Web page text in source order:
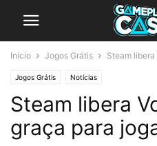
Início Jogos Grátis Steam
Jogos Grátis Notícias
Steam libera
graça para